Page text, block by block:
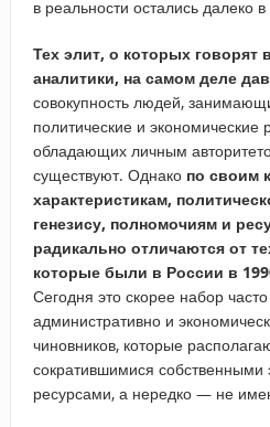
в реальности остались далеко
Тех элит, о которых говорят
аналитики, на самом деле
совокупность людей,
политические и
обладающих личным
существуют. Однако по своим
характеристикам,
генезису, полномочиям и
радикально отличаются от
которые были в России в
Сегодня это скорее набор
административно и
чиновников, которые
сократившимися собственными
ресурсами, а нередко — не